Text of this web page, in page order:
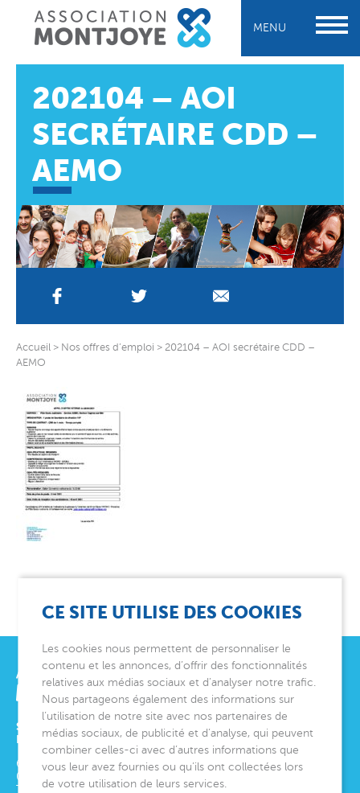
MENU
202104 – AOI
SECRÉTAIRE CDD –
AEMO
Accueil > Nos offres d’emploi > 202104 – AOI secrétaire CDD –
AEMO
SIÈGE SOCIAL
ET DIRECTION GÉNÉRALE
6 avenue Édith Cavell
06000
Tél.
04 92 00 24 50
CE SITE UTILISE DES COOKIES
Les cookies nous permettent de personnaliser le
contenu et les annonces, d’offrir des fonctionnalités
relatives aux médias sociaux et d’analyser notre trafic.
Nous partageons également des informations sur
l’utilisation de notre site avec nos partenaires de
médias sociaux, de publicité et d’analyse, qui peuvent
combiner celles-ci avec d’autres informations que
vous leur avez fournies ou qu’ils ont collectées lors
de votre utilisation de leurs services.